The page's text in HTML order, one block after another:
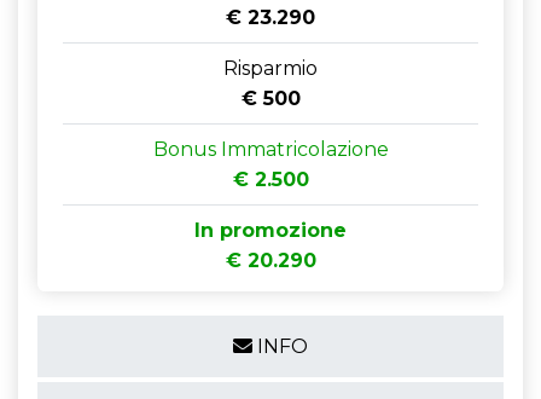
€ 23.290
Risparmio
€ 500
Bonus Immatricolazione
€ 2.500
In promozione
€ 20.290
INFO